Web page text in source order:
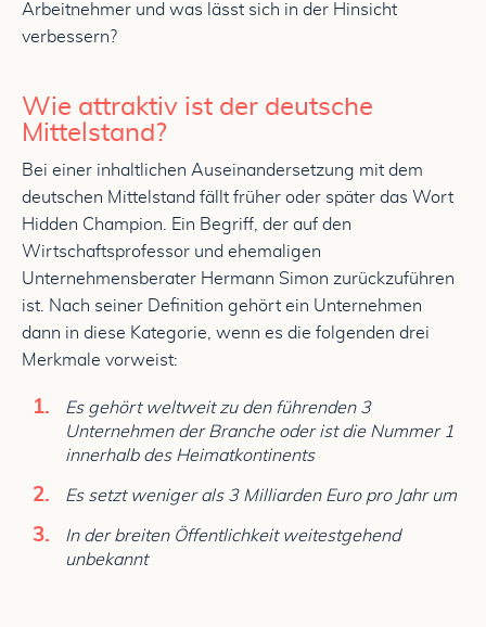
Arbeitnehmer und was lässt sich in der Hinsicht
verbessern?
Wie attraktiv ist der deutsche
Mittelstand?
Bei einer inhaltlichen Auseinandersetzung mit dem
deutschen Mittelstand fällt früher oder später das Wort
Hidden Champion. Ein Begriff, der auf den
Wirtschaftsprofessor und ehemaligen
Unternehmensberater Hermann Simon zurückzuführen
ist. Nach seiner Definition gehört ein Unternehmen
dann in diese Kategorie, wenn es die folgenden drei
Merkmale vorweist:
Es gehört weltweit zu den führenden 3
Unternehmen der Branche oder istdie Nummer 1
innerhalb des Heimatkontinents
Es setzt weniger als 3 Milliarden Euro pro Jahr um
In der breiten Öffentlichkeit weitestgehend
unbekannt